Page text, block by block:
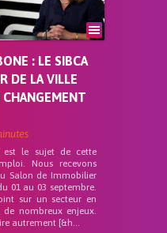
: LE SIBCA
DE LA VILLE
CHANGEMENT
est le sujet de cette
Nous recevons
Salon de Immobilier
01 au 03 septembre.
sur un secteur en
nombreux enjeux.
autrement [&h...